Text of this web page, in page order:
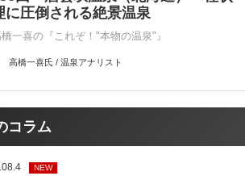
に圧倒される絶景温泉
一喜の『これぞ！"本物の温泉"』
高橋一喜氏 / 温泉アナリスト
コラム
NEW